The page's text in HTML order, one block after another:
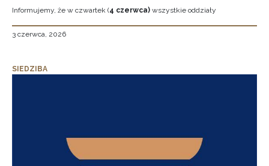
Informujemy, że w czwartek (4 czerwca) wszystkie oddziały
3 czerwca, 2026
SIEDZIBA